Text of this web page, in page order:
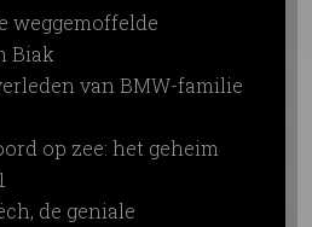
weggemoffelde
Biak
van BMW-familie
op zee: het geheim
de geniale